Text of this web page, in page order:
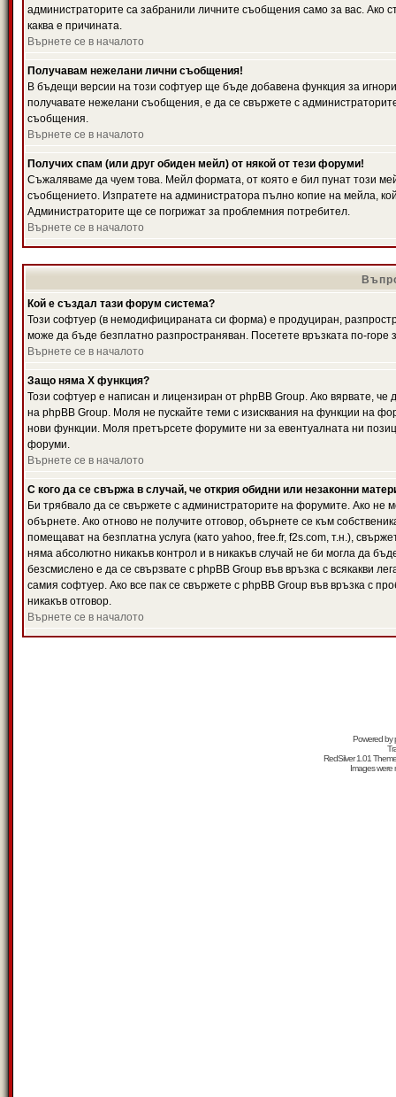
администраторите са забранили личните съобщения само за вас. Ако
каква е причината.
Върнете се в началото
Получавам нежелани лични съобщения!
В бъдещи версии на този софтуер ще бъде добавена функция за
получавате нежелани съобщения, е да се свържете с
съобщения.
Върнете се в началото
Получих спам (или друг обиден мейл) от някой от тези форуми!
Съжаляваме да чуем това. Мейл формата, от която е бил пунат този
съобщението. Изпратете на администратора пълно копие на мейла,
Администраторите ще се погрижат за проблемния потребител.
Върнете се в началото
Кой е създал тази форум система?
Този софтуер (в немодифицираната си форма) е продуциран,
може да бъде безплатно разпространяван. Посетете връзката по-горе
Върнете се в началото
Защо няма X функция?
Този софтуер е написан и лицензиран от phpBB Group. Ако вярвате,
на phpBB Group. Моля не пускайте теми с изисквания на функции на
нови функции. Моля претърсете форумите ни за евентуалната ни
форуми.
Върнете се в началото
С кого да се свържа в случай, че открия обидни или незаконни
Би трябвало да се свържете с администраторите на форумите. Ако не
обърнете. Ако отново не получите отговор, обърнете се към
помещават на безплатна услуга (като yahoo, free.fr, f2s.com, т.н.),
няма абсолютно никакъв контрол и в никакъв случай не би могла да
безсмислено е да се свързвате с phpBB Group във връзка с всякакви
самия софтуер. Ако все пак се свържете с phpBB Group във връзка с
никакъв отговор.
Върнете се в началото
Powered by
RedSilver 1.01
Images were